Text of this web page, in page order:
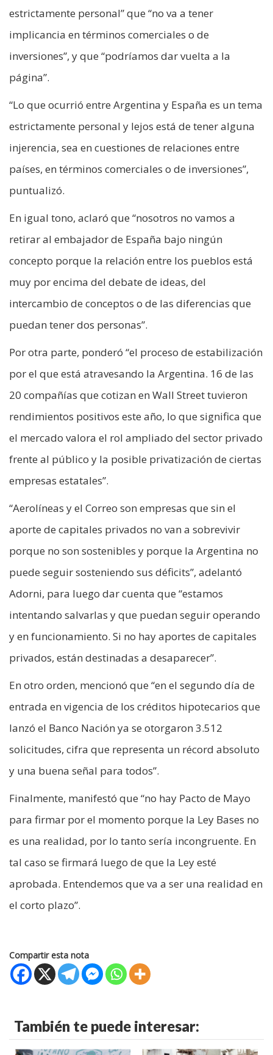
estrictamente personal” que “no va a tener
implicancia en términos comerciales o de
inversiones”, y que “podríamos dar vuelta a la
página”.
“Lo que ocurrió entre Argentina y España es un tema
estrictamente personal y lejos está de tener alguna
injerencia, sea en cuestiones de relaciones entre
países, en términos comerciales o de inversiones”,
puntualizó.
En igual tono, aclaró que “nosotros no vamos a
retirar al embajador de España bajo ningún
concepto porque la relación entre los pueblos está
muy por encima del debate de ideas, del
intercambio de conceptos o de las diferencias que
puedan tener dos personas”.
Por otra parte, ponderó “el proceso de estabilización
por el que está atravesando la Argentina. 16 de las
20 compañías que cotizan en Wall Street tuvieron
rendimientos positivos este año, lo que significa que
el mercado valora el rol ampliado del sector privado
frente al público y la posible privatización de ciertas
empresas estatales”.
“Aerolíneas y el Correo son empresas que sin el
aporte de capitales privados no van a sobrevivir
porque no son sostenibles y porque la Argentina no
puede seguir sosteniendo sus déficits”, adelantó
Adorni, para luego dar cuenta que “estamos
intentando salvarlas y que puedan seguir operando
y en funcionamiento. Si no hay aportes de capitales
privados, están destinadas a desaparecer”.
En otro orden, mencionó que “en el segundo día de
entrada en vigencia de los créditos hipotecarios que
lanzó el Banco Nación ya se otorgaron 3.512
solicitudes, cifra que representa un récord absoluto
y una buena señal para todos”.
Finalmente, manifestó que “no hay Pacto de Mayo
para firmar por el momento porque la Ley Bases no
es una realidad, por lo tanto sería incongruente. En
tal caso se firmará luego de que la Ley esté
aprobada. Entendemos que va a ser una realidad en
el corto plazo”.
Compartir esta nota
También te puede interesar: